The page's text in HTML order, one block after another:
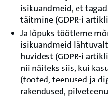
isikuandmeid, et
täitmine (GDPR-i
Ja lõpuks töötleme
isikuandmeid
huvidest (GDPR-i
nii näiteks siis, kui
(tooted, teenused ja
rakendused,